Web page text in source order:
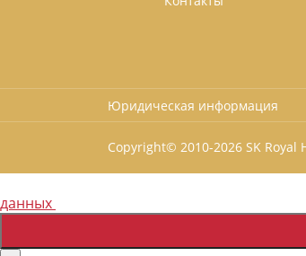
Юридическая информация
Copyright© 2010-2026 SK
данных